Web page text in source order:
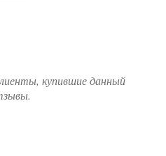
купившие данный